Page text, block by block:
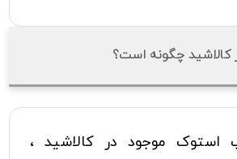
کالاشید چگونه است؟
موجود در کالاشید ،